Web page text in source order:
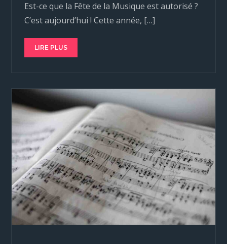
Est-ce que la Fête de la Musique est autorisé ?
C’est aujourd’hui ! Cette année, […]
LIRE PLUS